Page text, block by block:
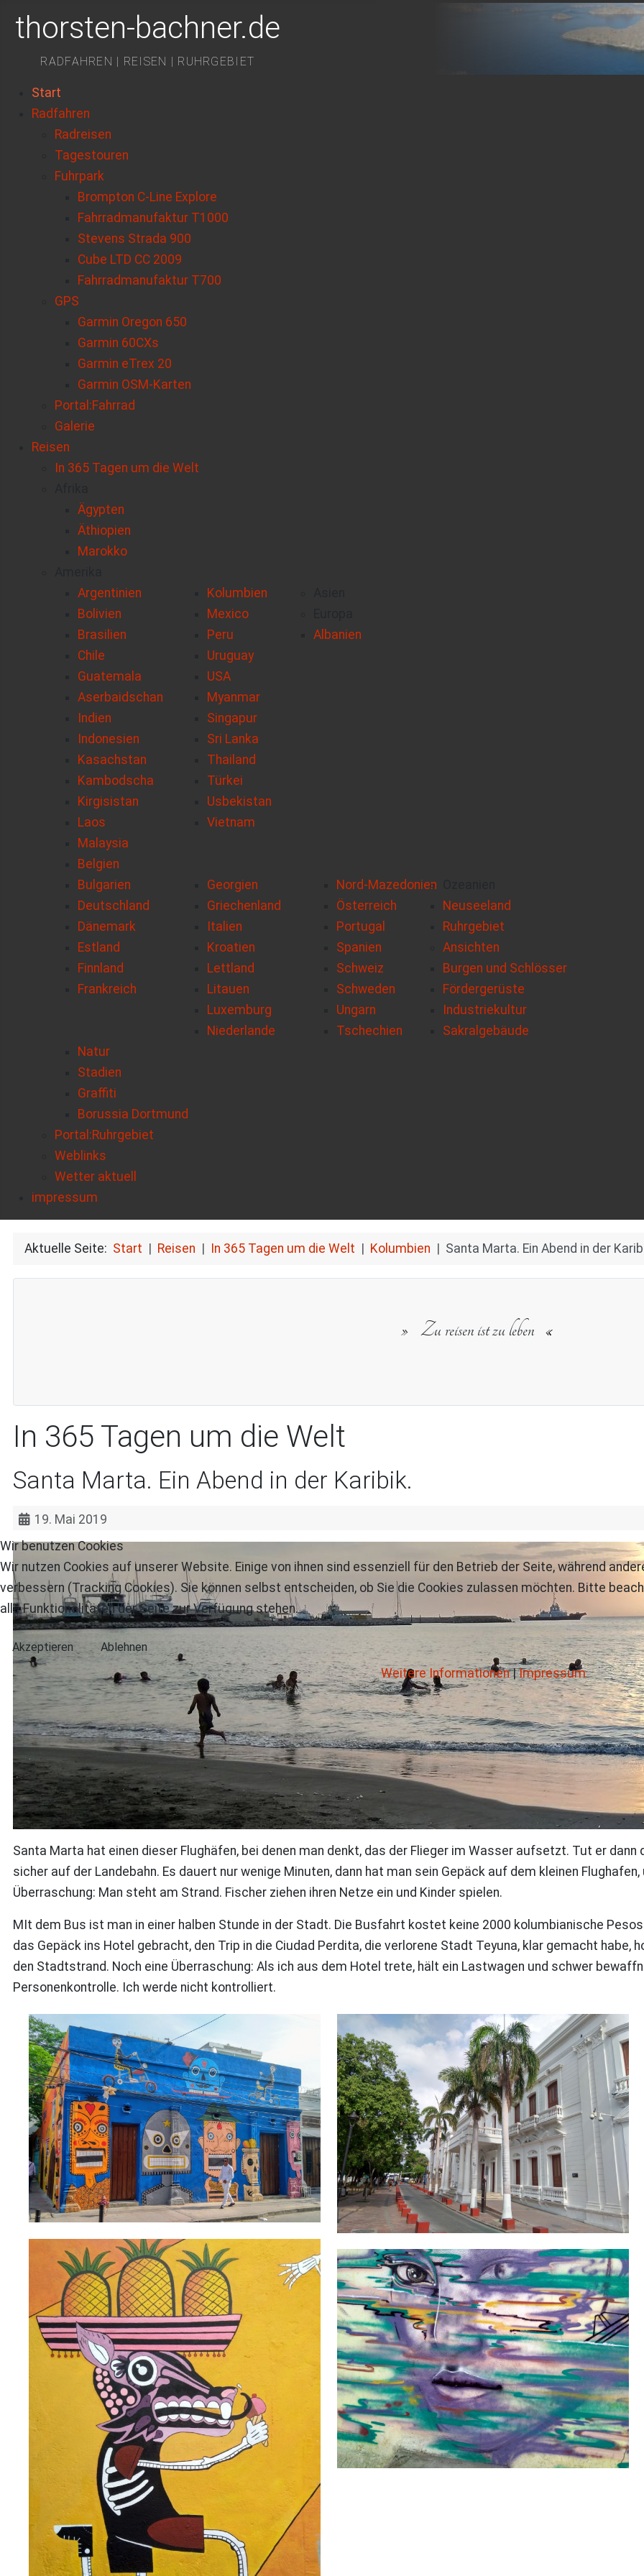
thorsten-bachner.de
RADFAHREN | REISEN | RUHRGEBIET
Start
Radfahren
Radreisen
Tagestouren
Fuhrpark
Brompton C-Line Explore
Fahrradmanufaktur T1000
Stevens Strada 900
Cube LTD CC 2009
Fahrradmanufaktur T700
GPS
Garmin Oregon 650
Garmin 60CXs
Garmin eTrex 20
Garmin OSM-Karten
Portal:Fahrrad
Galerie
Reisen
In 365 Tagen um die Welt
Ägypten
Äthiopien
Marokko
Argentinien
Bolivien
Brasilien
Chile
Guatemala
Kolumbien
Mexico
Peru
Uruguay
USA
Aserbaidschan
Indien
Indonesien
Kasachstan
Kambodscha
Kirgisistan
Laos
Malaysia
Myanmar
Singapur
Sri Lanka
Thailand
Türkei
Usbekistan
Vietnam
Albanien
Belgien
Bulgarien
Deutschland
Dänemark
Estland
Finnland
Frankreich
Georgien
Griechenland
Italien
Kroatien
Lettland
Litauen
Luxemburg
Niederlande
Nord-Mazedonien
Österreich
Portugal
Spanien
Schweiz
Schweden
Ungarn
Tschechien
Neuseeland
Ruhrgebiet
Ansichten
Burgen und Schlösser
Fördergerüste
Industriekultur
Sakralgebäude
Natur
Stadien
Graffiti
Borussia Dortmund
Portal:Ruhrgebiet
Weblinks
Wetter aktuell
impressum
Aktuelle Seite: Start Reisen In 365 Tagen um die Welt Kolumbien Santa Marta. Ein Abend in der
Zu reisen ist zu leben
In 365 Tagen um die Welt
Santa Marta. Ein Abend in der Karibik.
19. Mai 2019
Santa Marta hat einen dieser Flughäfen, bei denen man denkt, das der Flieger im Wasser aufsetzt. Tut er
sicher auf der Landebahn. Es dauert nur wenige Minuten, dann hat man sein Gepäck auf dem kleinen
Überraschung: Man steht am Strand. Fischer ziehen ihren Netze ein und Kinder spielen.
MIt dem Bus ist man in einer halben Stunde in der Stadt. Die Busfahrt kostet keine 2000 kolumbianische
das Gepäck ins Hotel gebracht, den Trip in die Ciudad Perdita, die verlorene Stadt Teyuna, klar gemacht habe,
den Stadtstrand. Noch eine Überraschung: Als ich aus dem Hotel trete, hält ein Lastwagen und schwer
Personenkontrolle. Ich werde nicht kontrolliert.
Wir benutzen Cookies
Wir nutzen Cookies auf unserer Website. Einige von ihnen sind essenziell für den Betrieb der Seite, während
verbessern (Tracking Cookies). Sie können selbst entscheiden, ob Sie die Cookies zulassen möchten. Bitte
alle Funktionalitäten der Seite zur Verfügung stehen.
Akzeptieren Ablehnen
Weitere Informationen|Impressum